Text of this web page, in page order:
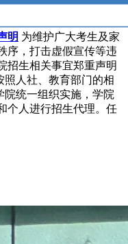
明 为维护广大考生及家
序，打击虚假宣传等违
招生相关事宜郑重声明
照人社、教育部门的相
院统一组织实施，学院
个人进行招生代理。任